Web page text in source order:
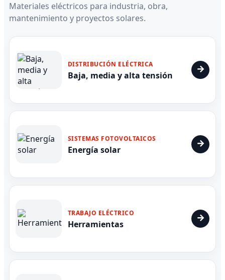
Materiales eléctricos para industria, obra,
mantenimiento y proyectos solares.
DISTRIBUCIÓN ELÉCTRICA
Baja, media y alta tensión
SISTEMAS FOTOVOLTAICOS
Energía solar
TRABAJO ELÉCTRICO
Herramientas